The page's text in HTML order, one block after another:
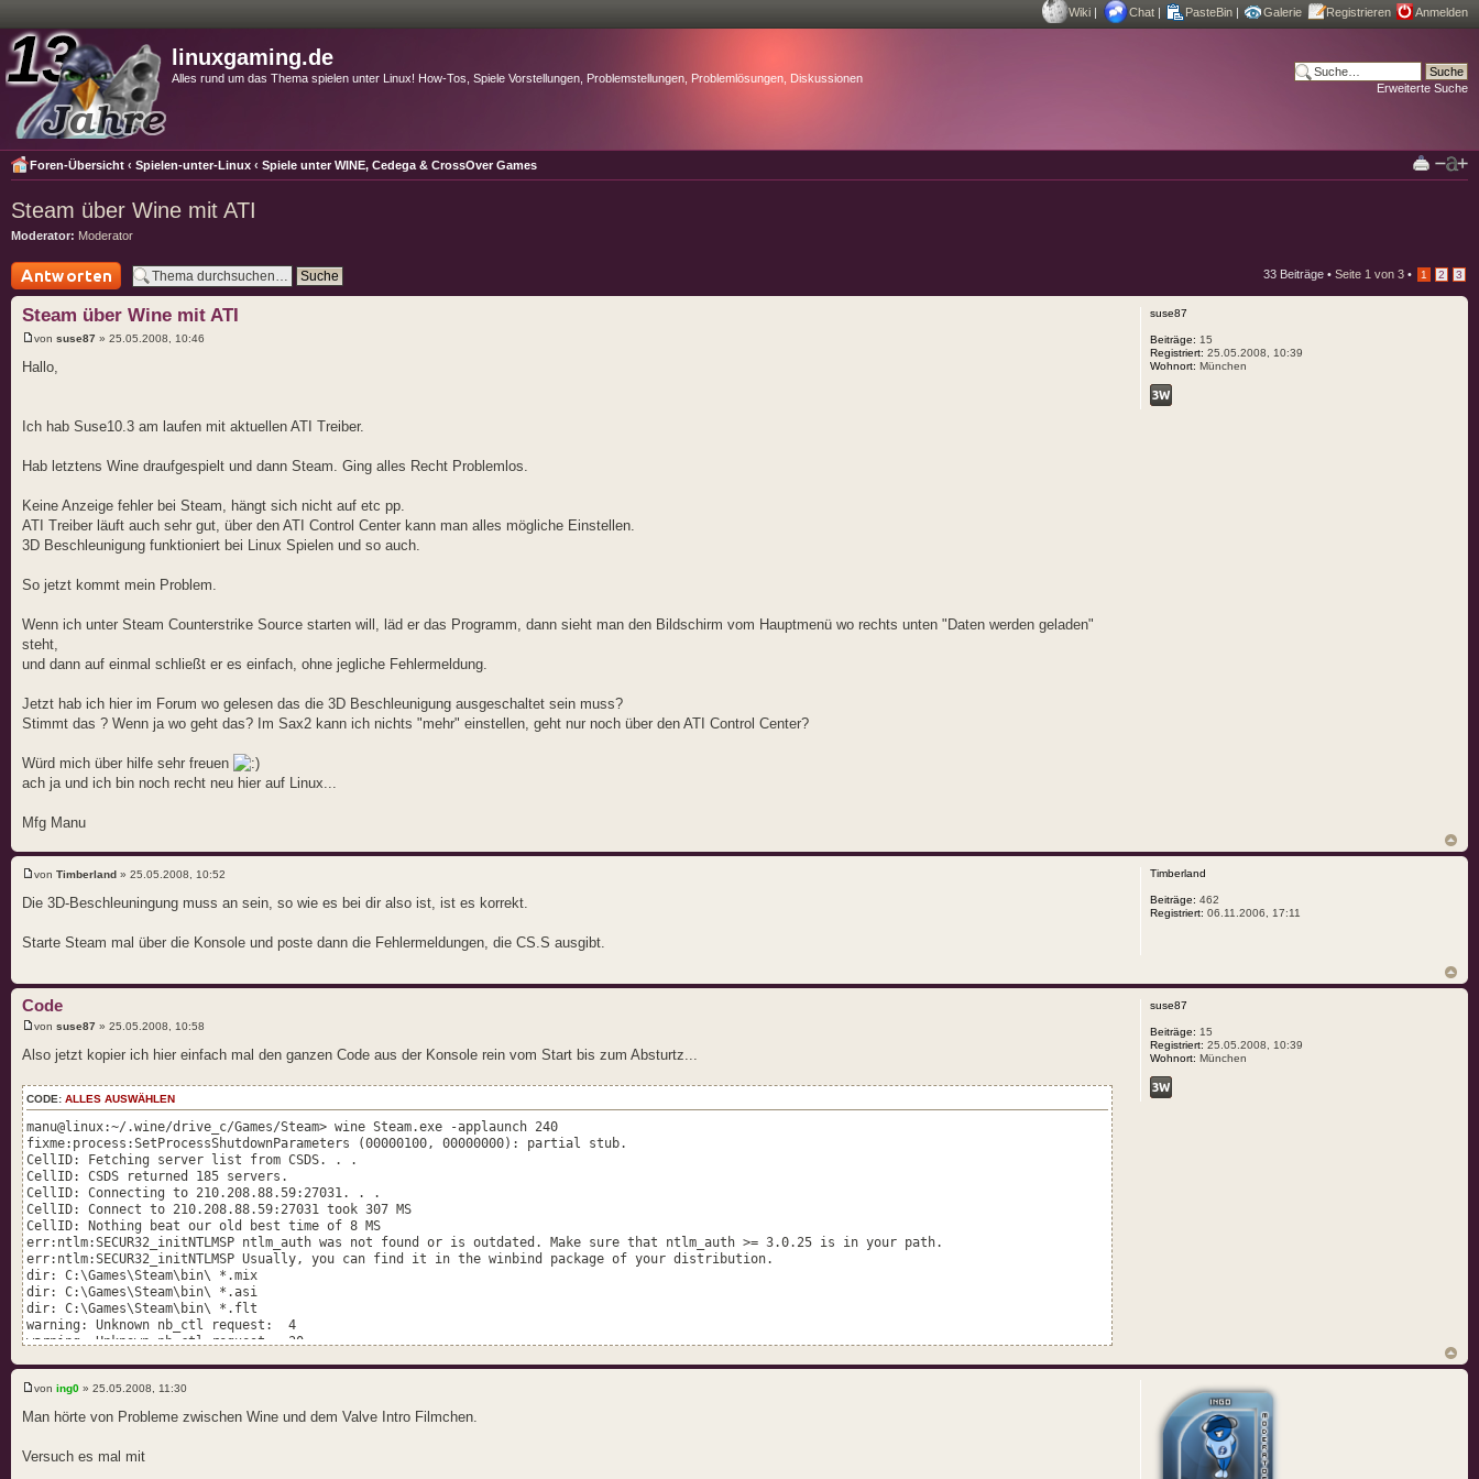
Wiki | Chat | PasteBin | Galerie Registrieren Anmelden
linuxgaming.de
Alles rund um das Thema spielen unter Linux! How-Tos, Spiele Vorstellungen, Problemstellungen, Problemlösungen, Diskussionen
Erweiterte Suche
Foren-Übersicht ‹ Spielen-unter-Linux ‹ Spiele unter WINE, Cedega & CrossOver Games
Steam über Wine mit ATI
Moderator: Moderator
Antwort schreiben
33 Beiträge • Seite 1 von 3 • 1 2 3
Steam über Wine mit ATI
von suse87 » 25.05.2008, 10:46
Hallo,
Ich hab Suse10.3 am laufen mit aktuellen ATI Treiber.
Hab letztens Wine draufgespielt und dann Steam. Ging alles Recht Problemlos.
Keine Anzeige fehler bei Steam, hängt sich nicht auf etc pp.
ATI Treiber läuft auch sehr gut, über den ATI Control Center kann man alles mögliche Einstellen.
3D Beschleunigung funktioniert bei Linux Spielen und so auch.
So jetzt kommt mein Problem.
Wenn ich unter Steam Counterstrike Source starten will, läd er das Programm, dann sieht man den Bildschirm vom Hauptmenü wo rechts unten "Daten werden geladen"
steht,
und dann auf einmal schließt er es einfach, ohne jegliche Fehlermeldung.
Jetzt hab ich hier im Forum wo gelesen das die 3D Beschleunigung ausgeschaltet sein muss?
Stimmt das ? Wenn ja wo geht das? Im Sax2 kann ich nichts "mehr" einstellen, geht nur noch über den ATI Control Center?
Würd mich über hilfe sehr freuen
ach ja und ich bin noch recht neu hier auf Linux...
Mfg Manu
suse87
Beiträge: 15
Registriert: 25.05.2008, 10:39
Wohnort: München
von Timberland » 25.05.2008, 10:52
Die 3D-Beschleuningung muss an sein, so wie es bei dir also ist, ist es korrekt.
Starte Steam mal über die Konsole und poste dann die Fehlermeldungen, die CS.S ausgibt.
Timberland
Beiträge: 462
Registriert: 06.11.2006, 17:11
Code
von suse87 » 25.05.2008, 10:58
Also jetzt kopier ich hier einfach mal den ganzen Code aus der Konsole rein vom Start bis zum Absturtz...
CODE: ALLES AUSWÄHLEN
manu@linux:~/.wine/drive_c/Games/Steam> wine Steam.exe -applaunch 240
fixme:process:SetProcessShutdownParameters (00000100, 00000000): partial stub.
CellID: Fetching server list from CSDS. . .
CellID: CSDS returned 185 servers.
CellID: Connecting to 210.208.88.59:27031. . .
CellID: Connect to 210.208.88.59:27031 took 307 MS
CellID: Nothing beat our old best time of 8 MS
err:ntlm:SECUR32_initNTLMSP ntlm_auth was not found or is outdated. Make sure that ntlm_auth >= 3.0.25 is in your path.
err:ntlm:SECUR32_initNTLMSP Usually, you can find it in the winbind package of your distribution.
dir: C:\Games\Steam\bin\ *.mix
dir: C:\Games\Steam\bin\ *.asi
dir: C:\Games\Steam\bin\ *.flt
warning: Unknown nb_ctl request: 4
warning: Unknown nb_ctl request: 30
fixme:shdocvw:ViewObject_SetAdvise (0x1ac188)->(1 00000002 0x12b4010)
fixme:shdocvw:PersistStreamInit_InitNew (0x1ac188)
fixme:shdocvw:WebBrowser_put_RegisterAsBrowser (0x1ac188)->(ffffffff)
fixme:shdocvw:ViewObject_SetAdvise (0x1a9ce0)->(1 00000002 0x12b4078)
suse87
Beiträge: 15
Registriert: 25.05.2008, 10:39
Wohnort: München
von ing0 » 25.05.2008, 11:30
Man hörte von Probleme zwischen Wine und dem Valve Intro Filmchen.
Versuch es mal mit